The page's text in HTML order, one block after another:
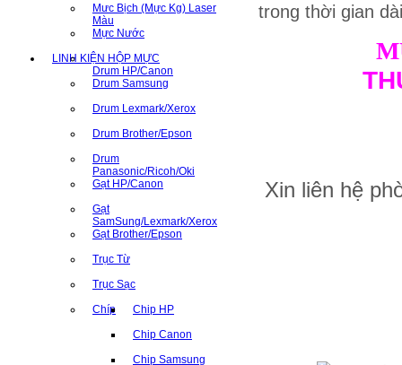
Mưc Bịch (Mực Kg) Laser
Màu
Mực Nước
LINH KIỆN HỘP MỰC
Drum HP/Canon
Drum Samsung
Drum Lexmark/Xerox
Drum Brother/Epson
Drum
Panasonic/Ricoh/Oki
Gạt HP/Canon
Gạt
SamSung/Lexmark/Xerox
Gạt Brother/Epson
Trục Từ
Trục Sạc
Chíp Chip HP
Chip Canon
Chip Samsung
trong thời gian
Xin liên hệ